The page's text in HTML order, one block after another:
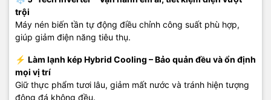
trội
Máy nén biến tần tự động điều chỉnh công suất phù hợp,
giúp giảm điện năng tiêu thụ.
⚡ Làm lạnh kép Hybrid Cooling – Bảo quản đều và ổn định
mọi vị trí
Giữ thực phẩm tươi lâu, giảm mất nước và tránh hiện tượng
đông đá không đều.